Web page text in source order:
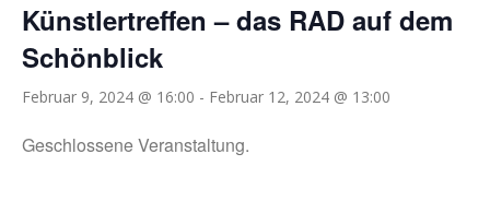
Künstlertreffen – das RAD auf dem
Schönblick
Februar 9, 2024 @ 16:00 - Februar 12, 2024 @ 13:00
Geschlossene Veranstaltung.